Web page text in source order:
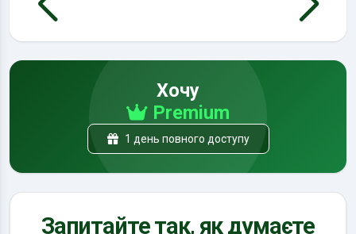
Хочу
Premium
1 день повного доступу
Запитайте так, як думаєте